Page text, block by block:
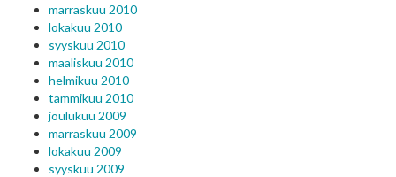
marraskuu 2010
lokakuu 2010
syyskuu 2010
maaliskuu 2010
helmikuu 2010
tammikuu 2010
joulukuu 2009
marraskuu 2009
lokakuu 2009
syyskuu 2009